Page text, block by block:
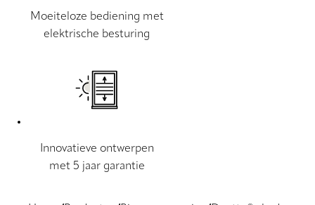
Moeiteloze bediening met
elektrische besturing
Innovatieve ontwerpen
met 5 jaar garantie